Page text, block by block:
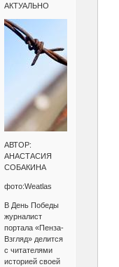
АКТУАЛЬНО
АВТОР:
АНАСТАСИЯ
СОБАКИНА
фото:Weatlas
В День Победы
журналист
портала «Пенза-
Взгляд» делится
с читателями
историей своей